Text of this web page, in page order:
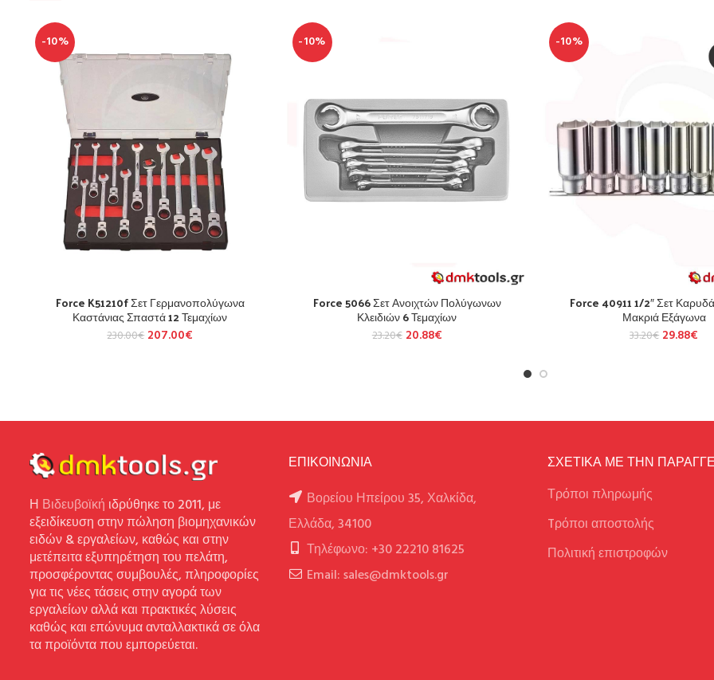
-10%
Force K51210f Σετ Γερμανοπολύγωνα
Καστάνιας Σπαστά 12 Τεμαχίων
230.00€ 207.00€
-10%
Force 5066 Σετ Ανοιχτών Πολύγωνων
Κλειδιών 6 Τεμαχίων
23.20€ 20.88€
-10%
Force 40911 1/2″ Σετ
Μακριά Εξάγωνα
33.20€ 29.88€
Η Βιδευβοϊκή ιδρύθηκε το 2011, με
εξειδίκευση στην πώληση βιομηχανικών
ειδών & εργαλείων, καθώς και στην
μετέπειτα εξυπηρέτηση του πελάτη,
προσφέροντας συμβουλές, πληροφορίες
για τις νέες τάσεις στην αγορά των
εργαλείων αλλά και πρακτικές λύσεις
καθώς και επώνυμα ανταλλακτικά σε όλα
τα προϊόντα που εμπορεύεται.
ΕΠΙΚΟΙΝΩΝΙΑ
Βορείου Ηπείρου 35, Χαλκίδα,
Ελλάδα, 34100
Τηλέφωνο: +30 22210 81625
Email: sales@dmktools.gr
ΣΧΕΤΙΚΑ ΜΕ ΤΗΝ
Τρόποι πληρωμής
Tρόποι αποστολής
Πολιτική επιστροφών